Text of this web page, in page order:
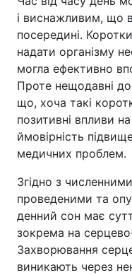
і виснажливим, що
посередині.
надати організму
могла ефективно
Проте нещодавні
що, хоча такі
позитивні впливи
ймовірність
медичних проблем.
Згідно з
проведеними та
денний сон має
зокрема на
Захворювання
виникають через